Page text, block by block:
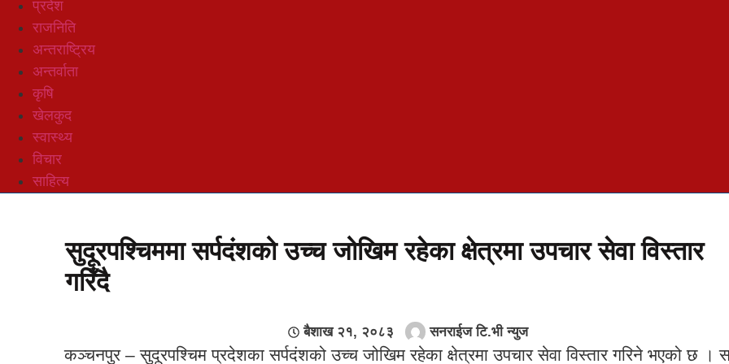
प्रदेश
राजनिति
अन्तराष्ट्रिय
अन्तर्वाता
कृषि
खेलकुद
स्वास्थ्य
विचार
साहित्य
सुदूरपश्चिममा सर्पदंशको उच्च जोखिम रहेका क्षेत्रमा उपचार सेवा विस्तार
गरिँदै
बैशाख २१, २०८३ सनराईज टि.भी न्युज
कञ्चनपुर – सुदूरपश्चिम प्रदेशका सर्पदंशको उच्च जोखिम रहेका क्षेत्रमा उपचार सेवा विस्तार गरिने भएको छ ।